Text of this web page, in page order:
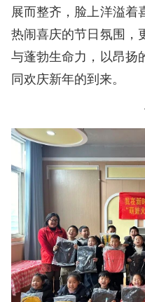
展而整齐，脸上洋溢着
热闹喜庆的节日氛围，
与蓬勃生命力，以昂扬
同欢庆新年的到来。